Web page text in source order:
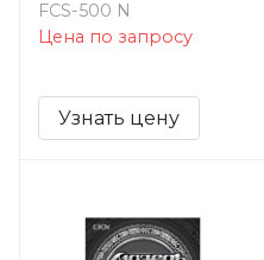
FCS-500 N
Цена по запросу
Узнать цену